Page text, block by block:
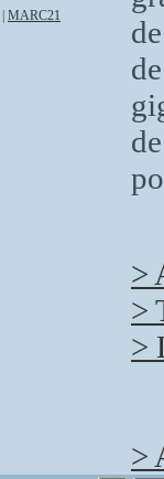
MARC21
>
>
>
>